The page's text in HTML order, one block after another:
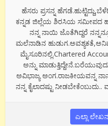
ಹೆಸರು ಪ್ರಸನ್ನ
ಕನ್ನಡ ಜಿಲ್ಲೆಯ ಶಿರಸಿಯ ಸಮೀಪದ
ನನ್ನ ನಾಯಿ ಜೊತೆಗಿದ್ದರೆ
ಮಲೆನಾಡಿನ
ಮೈಸೂರಿನಲ್ಲಿ.Chartered
ಅನ್ನು
ಅವಿಭಾಜ್ಯ ಅಂಗ.ರಾಜಕೀಯವನ್ನ
ನನ್ನ ಕೈಲಾದಷ್ಟು ನೀಡಬೇಕೆಂಬುದು..
ಎಲ್ಲಾ